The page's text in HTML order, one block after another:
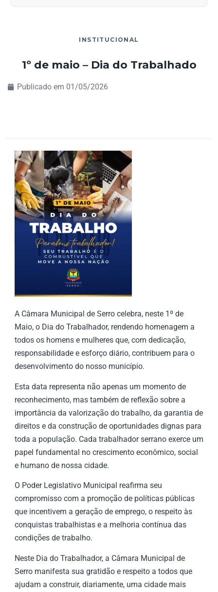
INSTITUCIONAL
1º de maio – Dia do Trabalhado
Publicado em 01/05/2026
A Câmara Municipal de Serro celebra, neste 1º de
Maio, o Dia do Trabalhador, rendendo homenagem a
todos os homens e mulheres que, com dedicação,
responsabilidade e esforço diário, contribuem para o
desenvolvimento do nosso município.
Esta data representa não apenas um momento de
reconhecimento, mas também de reflexão sobre a
importância da valorização do trabalho, da garantia de
direitos e da construção de oportunidades dignas para
toda a população. Cada trabalhador serrano exerce um
papel fundamental no crescimento econômico, social
e humano de nossa cidade.
O Poder Legislativo Municipal reafirma seu
compromisso com a promoção de políticas públicas
que incentivem a geração de emprego, o respeito às
conquistas trabalhistas e a melhoria contínua das
condições de trabalho.
Neste Dia do Trabalhador, a Câmara Municipal de
Serro manifesta sua gratidão e respeito a todos que
ajudam a construir, diariamente, uma cidade mais